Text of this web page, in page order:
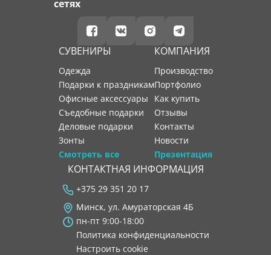
сетях
СУВЕНИРЫ
Одежда
Подарки к праздникам
Офисные аксессуары
Съедобные подарки
Деловые подарки
Зонты
Смотреть все
КОМПАНИЯ
производство
портфолио
как купить
отзывы
контакты
новости
Презентация
КОНТАКТНАЯ ИНФОРМАЦИЯ
+375 29 351 20 17
Минск, ул. Амураторская 4Б
пн-пт 9:00-18:00
Политика конфиденциальности
Настроить cookie